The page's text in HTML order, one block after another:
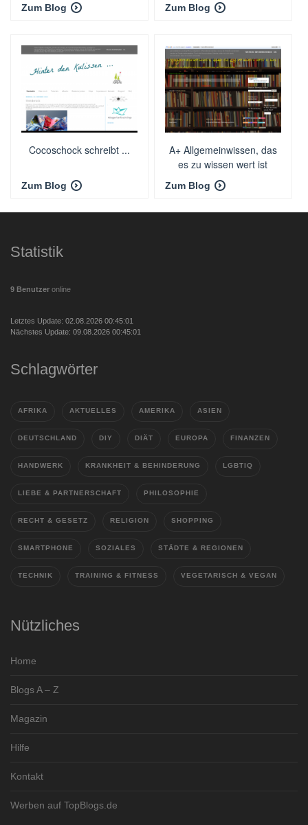
Zum Blog Zum Blog
Cocoschock schreibt ...
Zum Blog
A+ Allgemeinwissen, das
es zu wissen wert ist
Zum Blog
Statistik
9 Benutzer online
Letztes Update: 02.08.2026 00:45:01
Nächstes Update: 09.08.2026 00:45:01
Schlagwörter
AFRIKA AKTUELLES AMERIKA ASIEN
DEUTSCHLAND DIY DIÄT EUROPA FINANZEN
HANDWERK KRANKHEIT & BEHINDERUNG LGBTIQ
LIEBE & PARTNERSCHAFT PHILOSOPHIE
RECHT & GESETZ RELIGION SHOPPING
SMARTPHONE SOZIALES STÄDTE & REGIONEN
TECHNIK TRAINING & FITNESS VEGETARISCH & VEGAN
Nützliches
Home
Blogs A – Z
Magazin
Hilfe
Kontakt
Werben auf TopBlogs.de